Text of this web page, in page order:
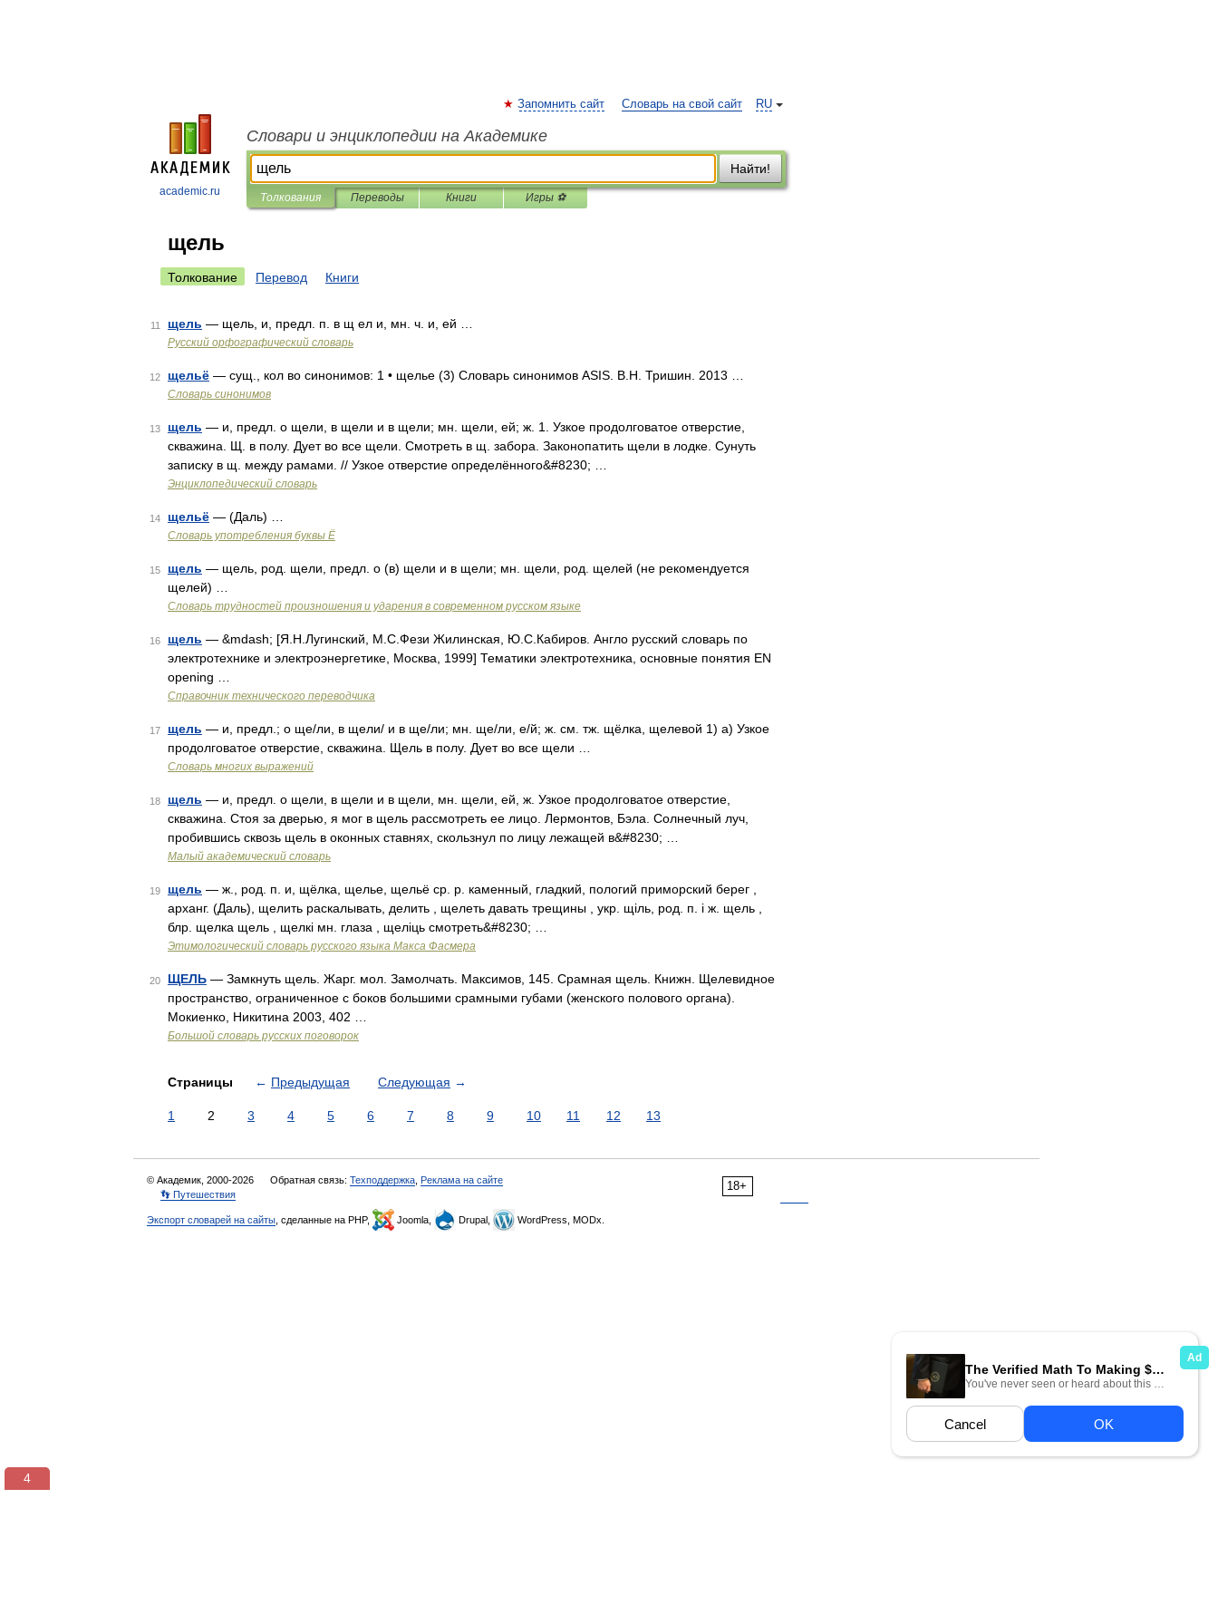
academic.ru
RU
Запомнить сайт Словарь на свой сайт
Словари и энциклопедии на Академике
Найти!
Толкования Переводы Книги Игры ⚽
щель
Толкование Перевод Книги
11 щель — щель, и, предл. п. в щ ел и, мн. ч. и, ей …
Русский орфографический словарь
12 щельё — сущ., кол во синонимов: 1 • щелье (3) Словарь синонимов ASIS. В.Н. Тришин. 2013 …
Словарь синонимов
13 щель — и, предл. о щели, в щели и в щели; мн. щели, ей; ж. 1. Узкое продолговатое отверстие,
скважина. Щ. в полу. Дует во все щели. Смотреть в щ. забора. Законопатить щели в лодке. Сунуть
записку в щ. между рамами. // Узкое отверстие определённого&#8230; …
Энциклопедический словарь
14 щельё — (Даль) …
Словарь употребления буквы Ё
15 щель — щель, род. щели, предл. о (в) щели и в щели; мн. щели, род. щелей (не рекомендуется
щелей) …
Словарь трудностей произношения и ударения в современном русском языке
16 щель — &mdash; [Я.Н.Лугинский, М.С.Фези Жилинская, Ю.С.Кабиров. Англо русский словарь по
электротехнике и электроэнергетике, Москва, 1999] Тематики электротехника, основные понятия EN
opening …
Справочник технического переводчика
17 щель — и, предл.; о ще/ли, в щели/ и в ще/ли; мн. ще/ли, е/й; ж. см. тж. щёлка, щелевой 1) а) Узкое
продолговатое отверстие, скважина. Щель в полу. Дует во все щели …
Словарь многих выражений
18 щель — и, предл. о щели, в щели и в щели, мн. щели, ей, ж. Узкое продолговатое отверстие,
скважина. Стоя за дверью, я мог в щель рассмотреть ее лицо. Лермонтов, Бэла. Солнечный луч,
пробившись сквозь щель в оконных ставнях, скользнул по лицу лежащей в&#8230; …
Малый академический словарь
19 щель — ж., род. п. и, щёлка, щелье, щельё ср. р. каменный, гладкий, пологий приморский берег ,
арханг. (Даль), щелить раскалывать, делить , щелеть давать трещины , укр. щiль, род. п. i ж. щель ,
блр. щелка щель , щелкi мн. глаза , щелiць смотреть&#8230; …
Этимологический словарь русского языка Макса Фасмера
20 ЩЕЛЬ — Замкнуть щель. Жарг. мол. Замолчать. Максимов, 145. Срамная щель. Книжн. Щелевидное
пространство, ограниченное с боков большими срамными губами (женского полового органа).
Мокиенко, Никитина 2003, 402 …
Большой словарь русских поговорок
Страницы ← Предыдущая Следующая →
1 2 3 4 5 6 7 8 9 10 11 12 13
18+
© Академик, 2000-2026 Обратная связь: Техподдержка Реклама на сайте
👣 Путешествия
Экспорт словарей на сайты , сделанные на PHP, Joomla, Drupal, WordPress, MODx.
3